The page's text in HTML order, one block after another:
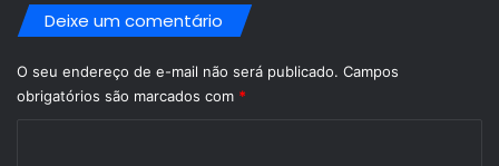
Deixe um comentário
O seu endereço de e-mail não será publicado. Campos
obrigatórios são marcados com *